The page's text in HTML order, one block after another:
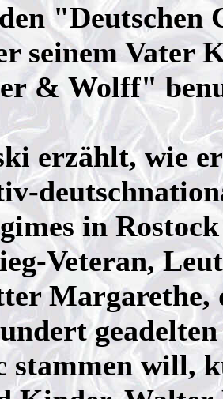
seinem Vater
& Wolff"
erzählt, wie
in
Veteran,
Margarethe,
stammen will,